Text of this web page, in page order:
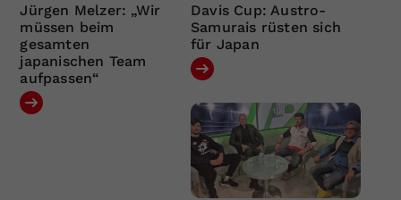
Jürgen Melzer: „Wir
müssen beim
gesamten
japanischen Team
aufpassen“
Davis Cup: Austro-
Samurais rüsten sich
für Japan